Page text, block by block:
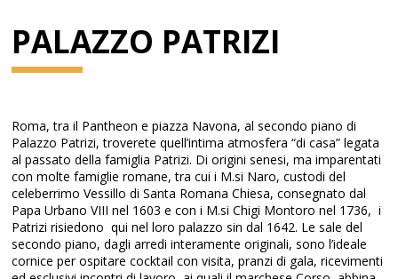
PALAZZO PATRIZI
Roma, tra il Pantheon e piazza Navona, al secondo piano di
Palazzo Patrizi, troverete quell’intima atmosfera “di casa” legata
al passato della famiglia Patrizi. Di origini senesi, ma imparentati
con molte famiglie romane, tra cui i M.si Naro, custodi del
celeberrimo Vessillo di Santa Romana Chiesa, consegnato dal
Papa Urbano VIII nel 1603 e con i M.si Chigi Montoro nel 1736, i
Patrizi risiedono qui nel loro palazzo sin dal 1642. Le sale del
secondo piano, dagli arredi interamente originali, sono l’ideale
cornice per ospitare cocktail con visita, pranzi di gala, ricevimenti